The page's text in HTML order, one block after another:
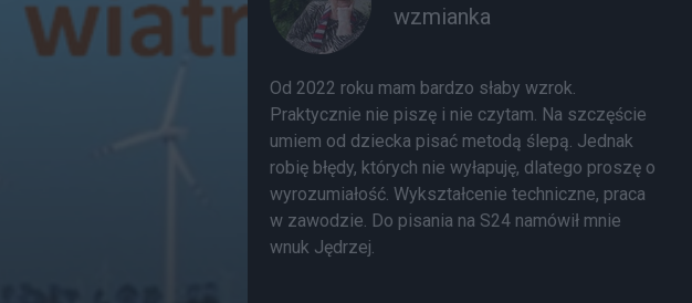
wzmianka
Od 2022 roku mam bardzo słaby wzrok.
Praktycznie nie piszę i nie czytam. Na szczęście
umiem od dziecka pisać metodą ślepą. Jednak
robię błędy, których nie wyłapuję, dlatego proszę o
wyrozumiałość. Wykształcenie techniczne, praca
w zawodzie. Do pisania na S24 namówił mnie
wnuk Jędrzej.